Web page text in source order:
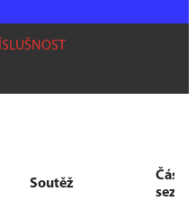
Soutěž
Část